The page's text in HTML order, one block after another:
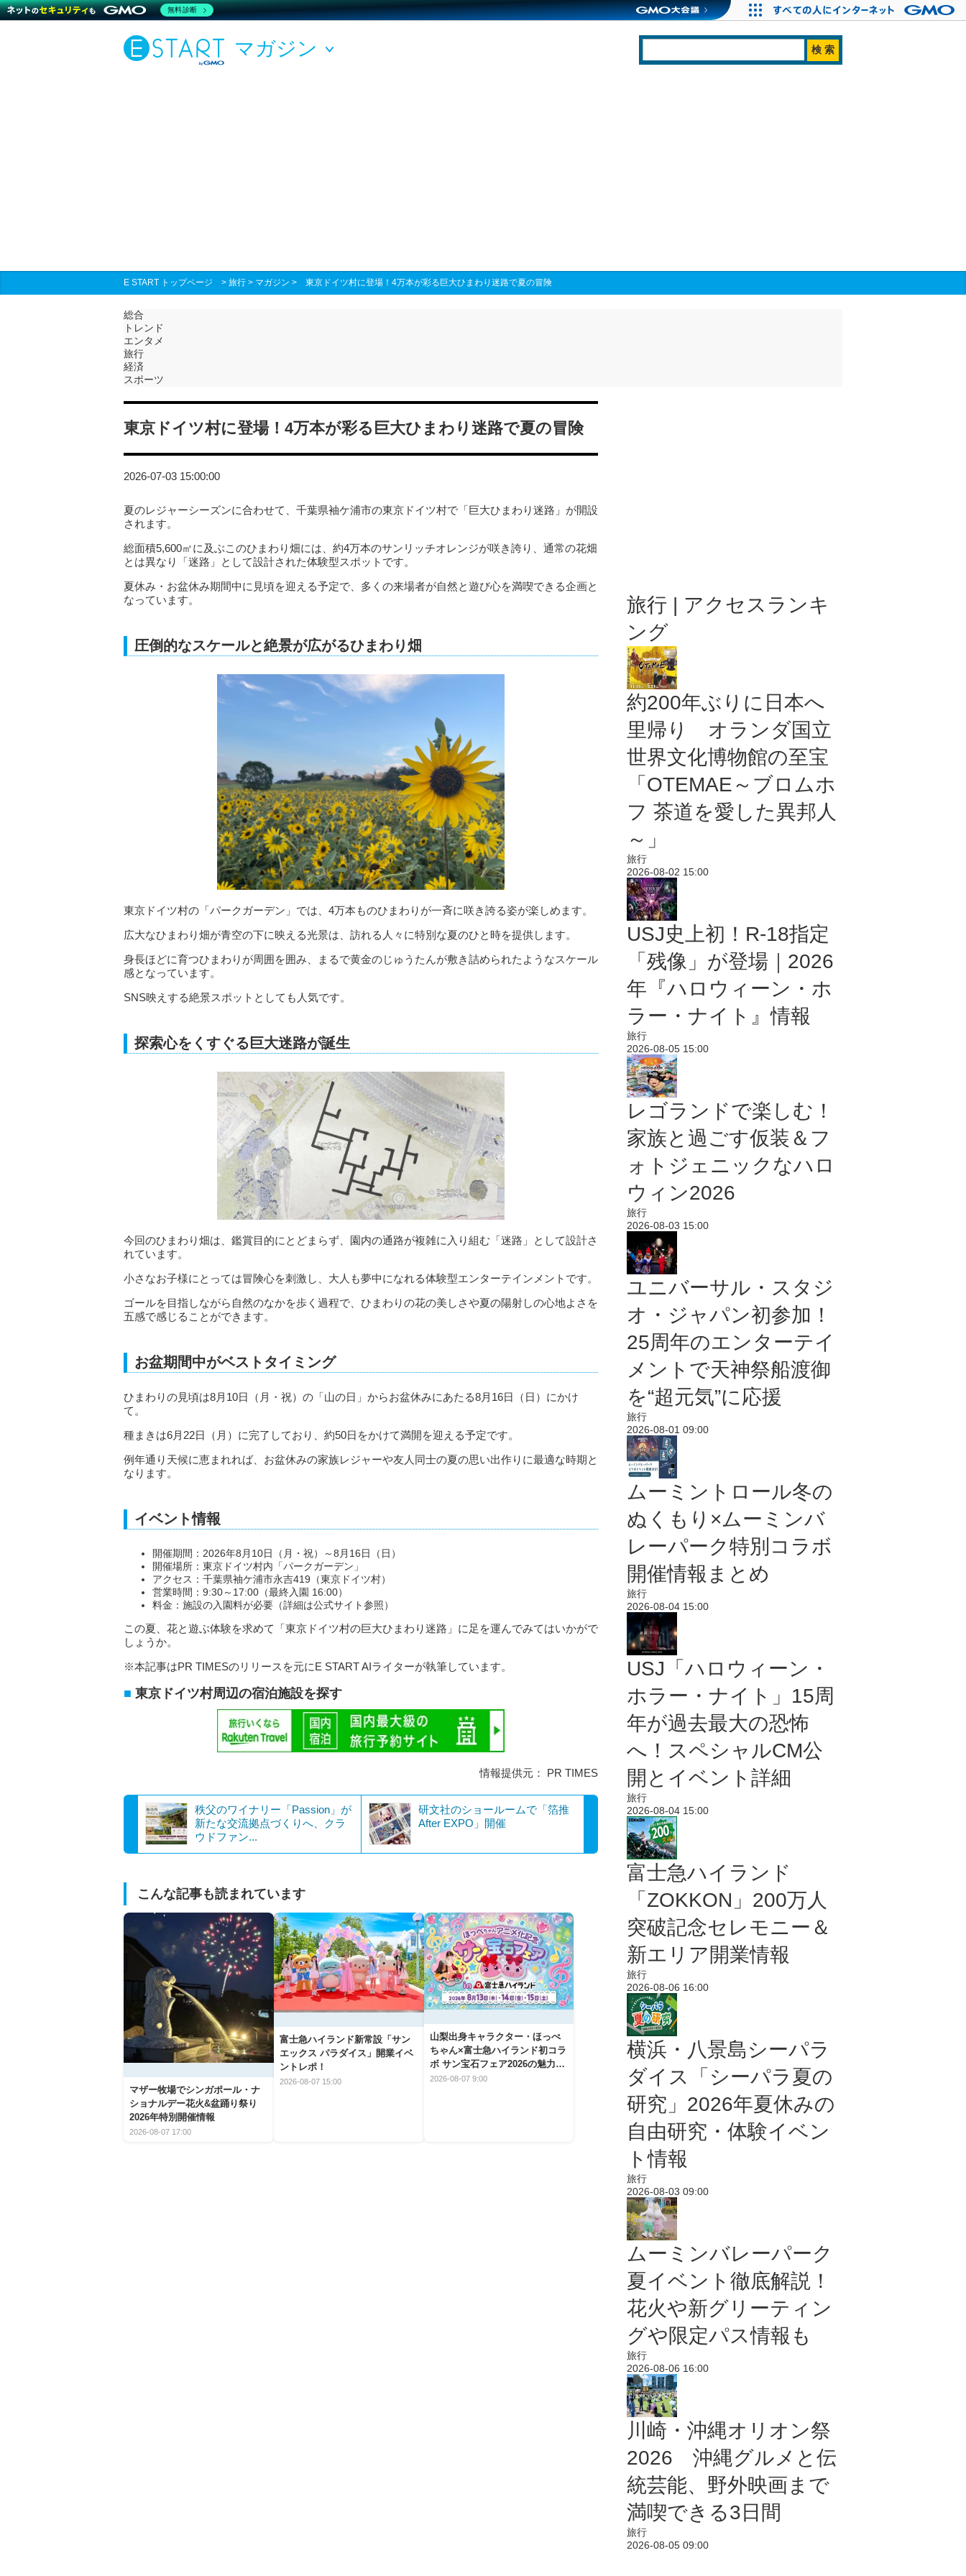
マガジン
E START トップページ > 旅行 > マガジン > 東京ドイツ村に登場！4万本が彩る巨大ひまわり迷路で夏の冒険
総合
トレンド
エンタメ
旅行
経済
スポーツ
東京ドイツ村に登場！4万本が彩る巨大ひまわり迷路で夏の冒険
2026-07-03 15:00:00
夏のレジャーシーズンに合わせて、千葉県袖ケ浦市の東京ドイツ村で「巨大ひまわり迷路」が開設
されます。
総面積5,600㎡に及ぶこのひまわり畑には、約4万本のサンリッチオレンジが咲き誇り、通常の花畑
とは異なり「迷路」として設計された体験型スポットです。
夏休み・お盆休み期間中に見頃を迎える予定で、多くの来場者が自然と遊び心を満喫できる企画と
なっています。
圧倒的なスケールと絶景が広がるひまわり畑
東京ドイツ村の「パークガーデン」では、4万本ものひまわりが一斉に咲き誇る姿が楽しめます。
広大なひまわり畑が青空の下に映える光景は、訪れる人々に特別な夏のひと時を提供します。
身長ほどに育つひまわりが周囲を囲み、まるで黄金のじゅうたんが敷き詰められたようなスケール
感となっています。
SNS映えする絶景スポットとしても人気です。
探索心をくすぐる巨大迷路が誕生
今回のひまわり畑は、鑑賞目的にとどまらず、園内の通路が複雑に入り組む「迷路」として設計さ
れています。
小さなお子様にとっては冒険心を刺激し、大人も夢中になれる体験型エンターテインメントです。
ゴールを目指しながら自然のなかを歩く過程で、ひまわりの花の美しさや夏の陽射しの心地よさを
五感で感じることができます。
お盆期間中がベストタイミング
ひまわりの見頃は8月10日（月・祝）の「山の日」からお盆休みにあたる8月16日（日）にかけ
て。
種まきは6月22日（月）に完了しており、約50日をかけて満開を迎える予定です。
例年通り天候に恵まれれば、お盆休みの家族レジャーや友人同士の夏の思い出作りに最適な時期と
なります。
イベント情報
開催期間：2026年8月10日（月・祝）～8月16日（日）
開催場所：東京ドイツ村内「パークガーデン」
アクセス：千葉県袖ケ浦市永吉419（東京ドイツ村）
営業時間：9:30～17:00（最終入園 16:00）
料金：施設の入園料が必要（詳細は公式サイト参照）
この夏、花と遊ぶ体験を求めて「東京ドイツ村の巨大ひまわり迷路」に足を運んでみてはいかがで
しょうか。
※本記事はPR TIMESのリリースを元にE START AIライターが執筆しています。
東京ドイツ村周辺の宿泊施設を探す
情報提供元： PR TIMES
秩父のワイナリー「Passion」が
新たな交流拠点づくりへ、クラ
ウドファン...
研文社のショールームで「箔推
After EXPO」開催
こんな記事も読まれています
マザー牧場でシンガポール・ナ
ショナルデー花火&盆踊り祭り
2026年特別開催情報
2026-08-07 17:00
富士急ハイランド新常設「サン
エックス パラダイス」開業イベ
ントレポ！
2026-08-07 15:00
山梨出身キャラクター・ほっぺ
ちゃん×富士急ハイランド初コラ
ボ サン宝石フェア2026の魅力と
楽しみ方
2026-08-07 9:00
旅行 | アクセスランキ
ング
約200年ぶりに日本へ
里帰り オランダ国立
世界文化博物館の至宝
「OTEMAE～ブロムホ
フ 茶道を愛した異邦人
～」
旅行
2026-08-02 15:00
USJ史上初！R-18指定
「残像」が登場｜2026
年『ハロウィーン・ホ
ラー・ナイト』情報
旅行
2026-08-05 15:00
レゴランドで楽しむ！
家族と過ごす仮装＆フ
ォトジェニックなハロ
ウィン2026
旅行
2026-08-03 15:00
ユニバーサル・スタジ
オ・ジャパン初参加！
25周年のエンターテイ
メントで天神祭船渡御
を“超元気”に応援
旅行
2026-08-01 09:00
ムーミントロール冬の
ぬくもり×ムーミンバ
レーパーク特別コラボ
開催情報まとめ
旅行
2026-08-04 15:00
USJ「ハロウィーン・
ホラー・ナイト」15周
年が過去最大の恐怖
へ！スペシャルCM公
開とイベント詳細
旅行
2026-08-04 15:00
富士急ハイランド
「ZOKKON」200万人
突破記念セレモニー＆
新エリア開業情報
旅行
2026-08-06 16:00
横浜・八景島シーパラ
ダイス「シーパラ夏の
研究」2026年夏休みの
自由研究・体験イベン
ト情報
旅行
2026-08-03 09:00
ムーミンバレーパーク
夏イベント徹底解説！
花火や新グリーティン
グや限定パス情報も
旅行
2026-08-06 16:00
川崎・沖縄オリオン祭
2026 沖縄グルメと伝
統芸能、野外映画まで
満喫できる3日間
旅行
2026-08-05 09:00
無料診断